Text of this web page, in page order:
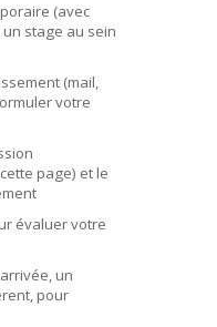
(avec
stage au sein
(mail,
votre
page) et le
évaluer votre
un
pour